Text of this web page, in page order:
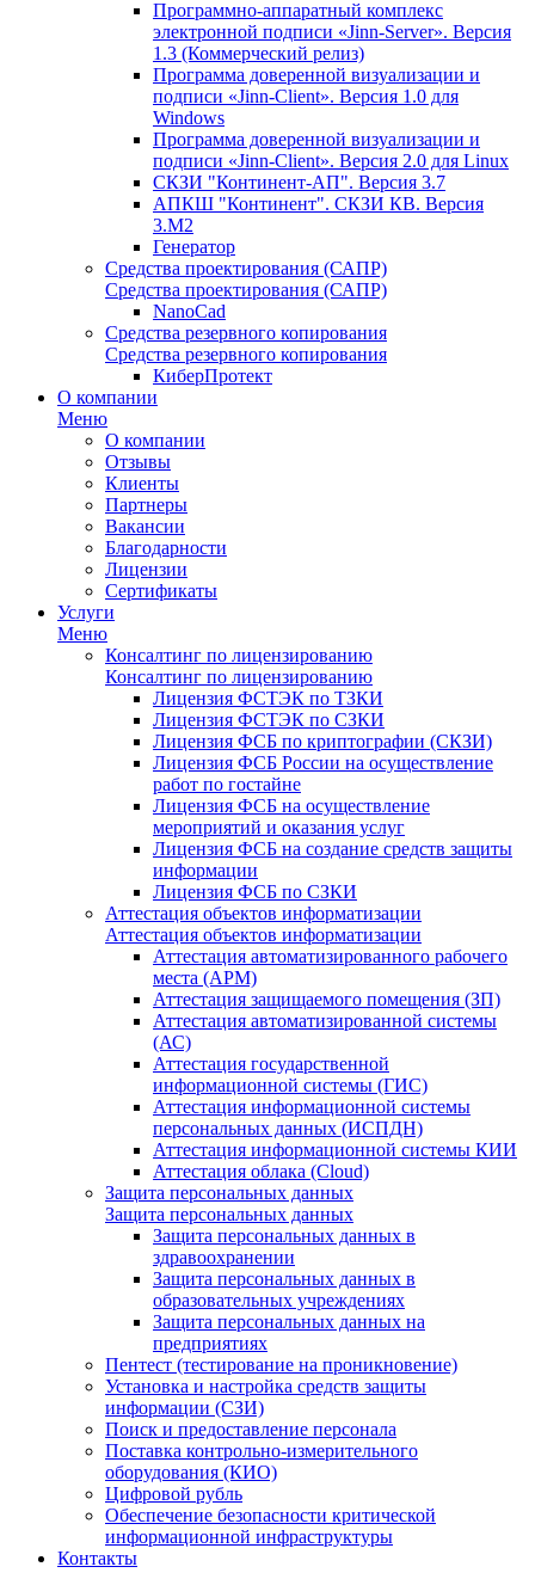
Программно-аппаратный комплекс
электронной подписи «Jinn-Server». Версия
1.3 (Коммерческий релиз)
Программа доверенной визуализации и
подписи «Jinn-Client». Версия 1.0 для
Windows
Программа доверенной визуализации и
подписи «Jinn-Client». Версия 2.0 для Linux
СКЗИ "Континент-АП". Версия 3.7
АПКШ "Континент". СКЗИ КВ. Версия
3.М2
Генератор
Средства проектирования (САПР)
Средства проектирования (САПР)
NanoCad
Средства резервного копирования
Средства резервного копирования
КиберПротект
О компании
Меню
О компании
Отзывы
Клиенты
Партнеры
Вакансии
Благодарности
Лицензии
Сертификаты
Услуги
Меню
Консалтинг по лицензированию
Консалтинг по лицензированию
Лицензия ФСТЭК по ТЗКИ
Лицензия ФСТЭК по СЗКИ
Лицензия ФСБ по криптографии (СКЗИ)
Лицензия ФСБ России на осуществление
работ по гостайне
Лицензия ФСБ на осуществление
мероприятий и оказания услуг
Лицензия ФСБ на создание средств защиты
информации
Лицензия ФСБ по СЗКИ
Аттестация объектов информатизации
Аттестация объектов информатизации
Аттестация автоматизированного рабочего
места (АРМ)
Аттестация защищаемого помещения (ЗП)
Аттестация автоматизированной системы
(АС)
Аттестация государственной
информационной системы (ГИС)
Аттестация информационной системы
персональных данных (ИСПДН)
Аттестация информационной системы КИИ
Аттестация облака (Cloud)
Защита персональных данных
Защита персональных данных
Защита персональных данных в
здравоохранении
Защита персональных данных в
образовательных учреждениях
Защита персональных данных на
предприятиях
Пентест (тестирование на проникновение)
Установка и настройка средств защиты
информации (СЗИ)
Поиск и предоставление персонала
Поставка контрольно-измерительного
оборудования (КИО)
Цифровой рубль
Обеспечение безопасности критической
информационной инфраструктуры
Контакты